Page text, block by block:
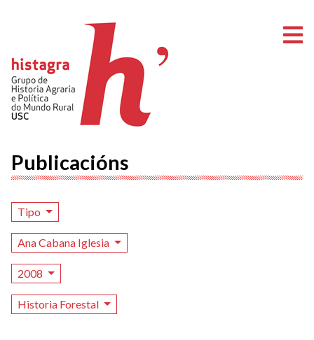
Publicacións
Tipo
Ana Cabana Iglesia
2008
Historia Forestal